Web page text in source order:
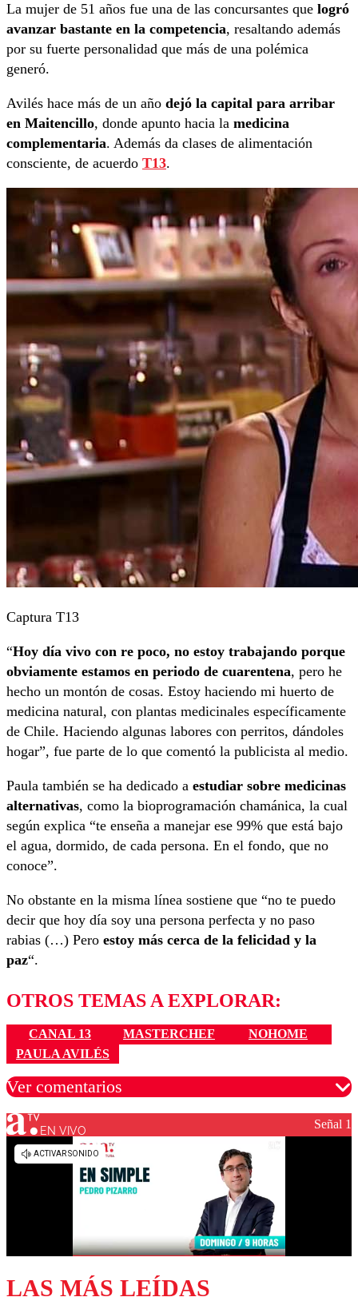
La mujer de 51 años fue una de las concursantes que logró
avanzar bastante en la competencia, resaltando además
por su fuerte personalidad que más de una polémica
generó.
Avilés hace más de un año dejó la capital para arribar
en Maitencillo, donde apunto hacia la medicina
complementaria. Además da clases de alimentación
consciente, de acuerdo T13.
Captura T13
“Hoy día vivo con re poco, no estoy trabajando porque
obviamente estamos en periodo de cuarentena, pero he
hecho un montón de cosas. Estoy haciendo mi huerto de
medicina natural, con plantas medicinales específicamente
de Chile. Haciendo algunas labores con perritos, dándoles
hogar”, fue parte de lo que comentó la publicista al medio.
Paula también se ha dedicado a estudiar sobre medicinas
alternativas, como la bioprogramación chamánica, la cual
según explica “te enseña a manejar ese 99% que está bajo
el agua, dormido, de cada persona. En el fondo, que no
conoce”.
No obstante en la misma línea sostiene que “no te puedo
decir que hoy día soy una persona perfecta y no paso
rabias (…) Pero estoy más cerca de la felicidad y la
paz“.
OTROS TEMAS A EXPLORAR:
CANAL 13 MASTERCHEF
NOHOME
PAULA AVILÉS
Ver comentarios
Los comentarios son moderados para garantizar un
diálogo respetuoso.
EN VIVO Señal 1
LAS MÁS LEÍDAS